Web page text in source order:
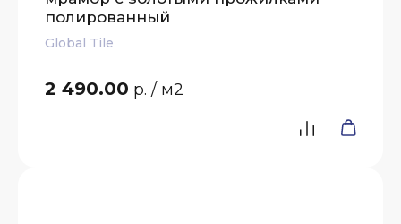
полированный
Global Tile
2 490.00 р. / м2